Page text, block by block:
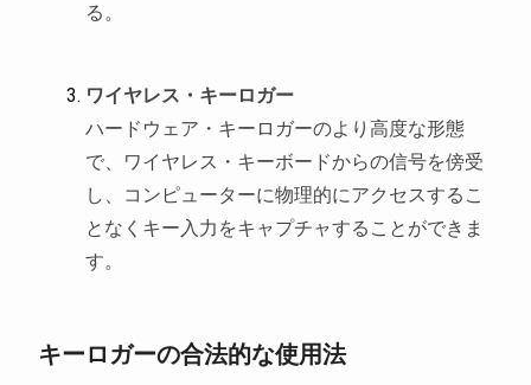
る。
ワイヤレス・キーロガー
ハードウェア・キーロガーのより高度な形態
で、ワイヤレス・キーボードからの信号を傍受
し、コンピューターに物理的にアクセスするこ
となくキー入力をキャプチャすることができま
す。
キーロガーの合法的な使用法